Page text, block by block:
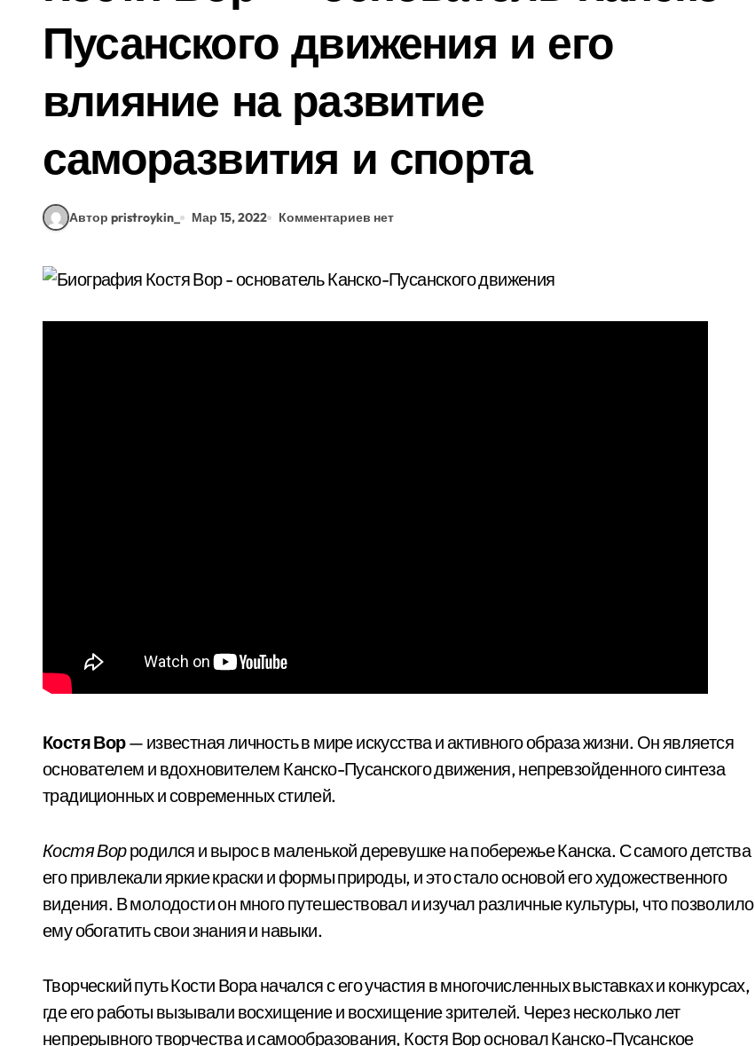
Пусанского движения и его
влияние на развитие
саморазвития и спорта
Автор pristroykin_ Мар 15, 2022 Комментариев нет
Костя Вор— известная личность в мире искусства и активного образа жизни. Он является
основателем и вдохновителем Канско-Пусанского движения, непревзойденного синтеза
традиционных и современных стилей.
Костя Ворродился и вырос в маленькой деревушке на побережье Канска. С самого детства
его привлекали яркие краски и формы природы, и это стало основой его художественного
видения. В молодости он много путешествовал и изучал различные культуры, что позволило
ему обогатить свои знания и навыки.
Творческий путь Кости Вора начался с его участия в многочисленных выставках и конкурсах,
где его работы вызывали восхищение и восхищение зрителей. Через несколько лет
непрерывного творчества и самообразования, Костя Вор основал Канско-Пусанское